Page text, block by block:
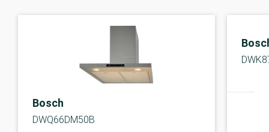
Bosch
DWQ66DM50B